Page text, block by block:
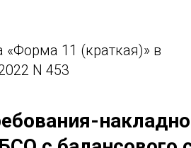
«Форма 11 (краткая)» в
N 453